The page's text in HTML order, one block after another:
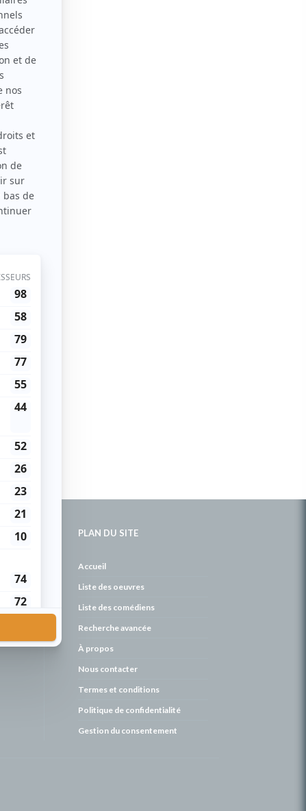
PLAN DU SITE
Accueil
Liste des oeuvres
Liste des comédiens
Recherche avancée
À propos
Nous contacter
Termes et conditions
Politique de confidentialité
Gestion du consentement